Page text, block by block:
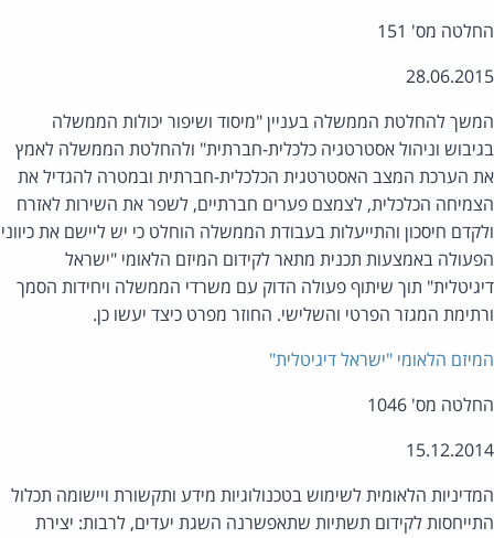
מס' 151
להחלטת הממשלה בעניין "מיסוד ושיפור יכולות הממשלה
וניהול אסטרטגיה כלכלית-חברתית" ולהחלטת הממשלה לאמץ
הערכת המצב האסטרטגית הכלכלית-חברתית ובמטרה להגדיל את
הכלכלית, לצמצם פערים חברתיים, לשפר את השירות לאזרח
חיסכון והתייעלות בעבודת הממשלה הוחלט כי יש ליישם את כיווני
באמצעות תכנית מתאר לקידום המיזם הלאומי "ישראל
תוך שיתוף פעולה הדוק עם משרדי הממשלה ויחידות הסמך
המגזר הפרטי והשלישי. החוזר מפרט כיצד יעשו כן.
הלאומי "ישראל דיגיטלית"
מס' 1046
הלאומית לשימוש בטכנולוגיות מידע ותקשורת ויישומה תכלול
לקידום תשתיות שתאפשרנה השגת יעדים, לרבות: יצירת